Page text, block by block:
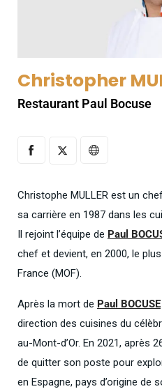
Christopher
Restaurant Paul Bocuse
Christophe MULLER est un
sa carrière en 1987 dans les
Il rejoint l’équipe de Paul
chef et devient, en 2000, le
France (MOF).
Après la mort de Paul BOCUSE
direction des cuisines du
au-Mont-d’Or. En 2021, après
de quitter son poste pour
en Espagne, pays d’origine de